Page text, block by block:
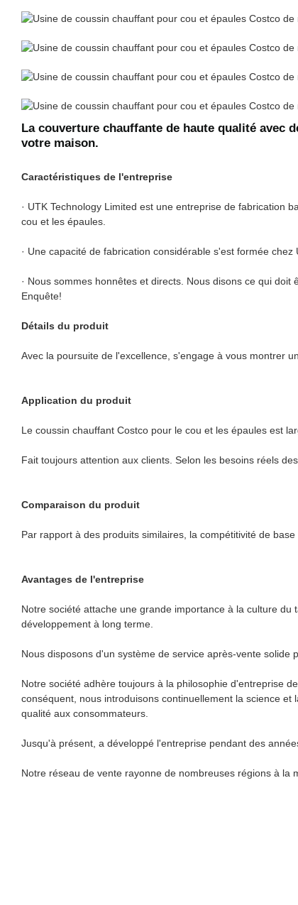
La couverture chauffante de haute qualité avec
votre maison.
Caractéristiques de l'entreprise
· UTK Technology Limited est une entreprise de fabrication
cou et les épaules.
· Une capacité de fabrication considérable s'est formée chez
· Nous sommes honnêtes et directs. Nous disons ce qui
Enquête!
Détails du produit
Avec la poursuite de l'excellence, s'engage à vous montrer
Application du produit
Le coussin chauffant Costco pour le cou et les épaules est
Fait toujours attention aux clients. Selon les besoins réels
Comparaison du produit
Par rapport à des produits similaires, la compétitivité de
Avantages de l'entreprise
Notre société attache une grande importance à la culture
développement à long terme.
Nous disposons d'un système de service après-vente
Notre société adhère toujours à la philosophie d'entreprise
conséquent, nous introduisons continuellement la science
qualité aux consommateurs.
Jusqu'à présent, a développé l'entreprise pendant des
Notre réseau de vente rayonne de nombreuses régions à la